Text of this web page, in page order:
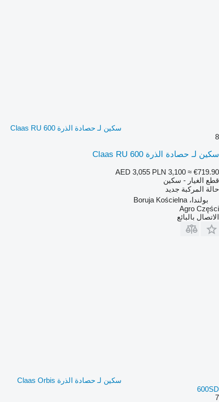
سكين لـ حصادة الذرة Claas RU 600
8
سكين لـ حصادة الذرة Claas RU 600
AED 3,055 PLN 3,100 ≈ €719.90
قطع الغيار - سكين
حالة المركبة جديد
بولندا، Boruja Kościelna
Agro Części
الاتصال بالبائع
سكين لـ حصادة الذرة Claas Orbis
600SD
7